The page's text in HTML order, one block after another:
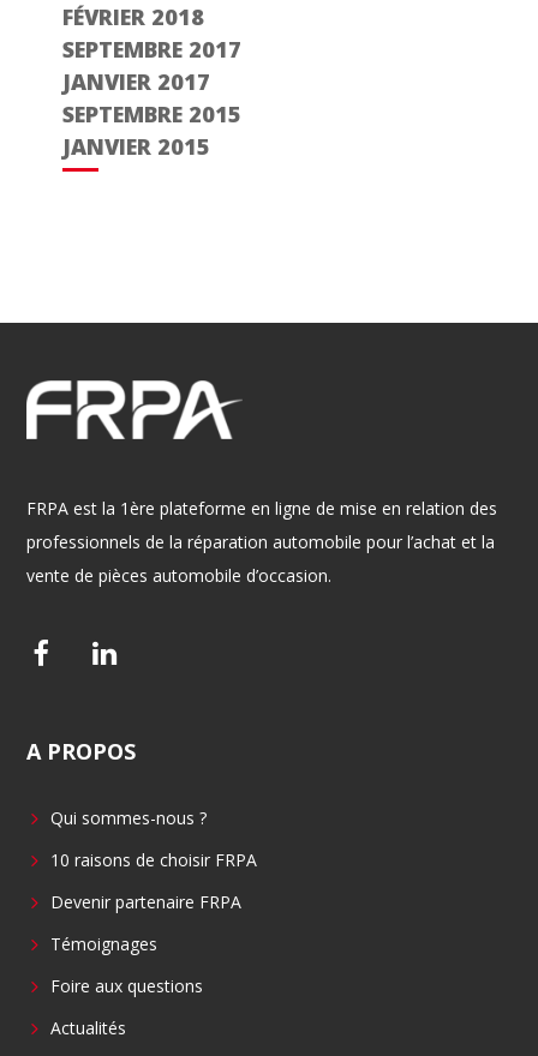
FÉVRIER 2018
SEPTEMBRE 2017
JANVIER 2017
SEPTEMBRE 2015
JANVIER 2015
FRPA est la 1ère plateforme en ligne de mise en relation des
professionnels de la réparation automobile pour l’achat et la
vente de pièces automobile d’occasion.
F
e
o
o
L
k
d
i
A PROPOS
Qui sommes-nous ?
10 raisons de choisir FRPA
Devenir partenaire FRPA
Témoignages
Foire aux questions
Actualités